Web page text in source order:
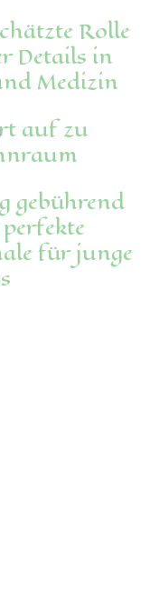
Rolle
Details in
Medizin
auf zu
gebührend
für junge